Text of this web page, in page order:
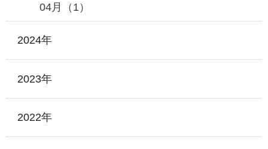
04月（1）
2024年
2023年
2022年